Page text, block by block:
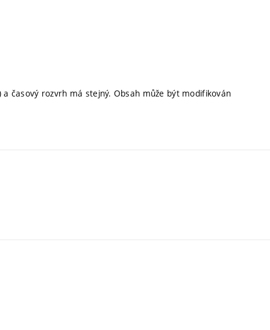
časový rozvrh má stejný. Obsah může být modifikován